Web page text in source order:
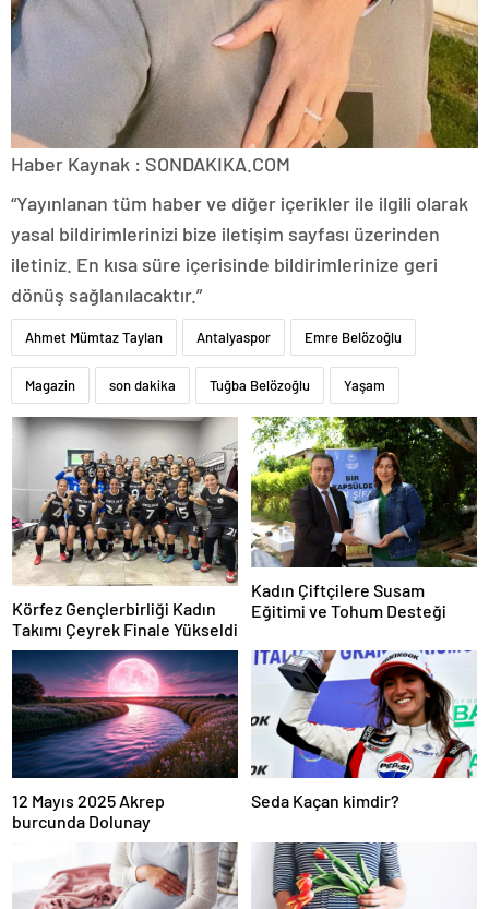
Haber Kaynak : SONDAKIKA.COM
“Yayınlanan tüm haber ve diğer içerikler ile ilgili olarak
yasal bildirimlerinizi bize iletişim sayfası üzerinden
iletiniz. En kısa süre içerisinde bildirimlerinize geri
dönüş sağlanılacaktır.”
Ahmet Mümtaz Taylan Antalyaspor Emre Belözoğlu
Magazin son dakika Tuğba Belözoğlu Yaşam
Körfez Gençlerbirliği Kadın
Takımı Çeyrek Finale Yükseldi
Kadın Çiftçilere Susam
Eğitimi ve Tohum Desteği
12 Mayıs 2025 Akrep
burcunda Dolunay
Seda Kaçan kimdir?